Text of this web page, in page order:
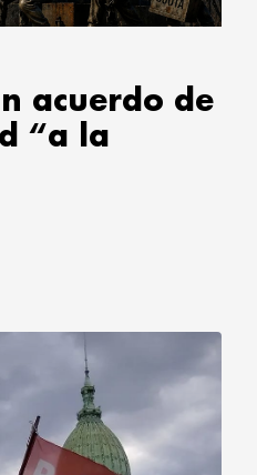
acuerdo de
“a la